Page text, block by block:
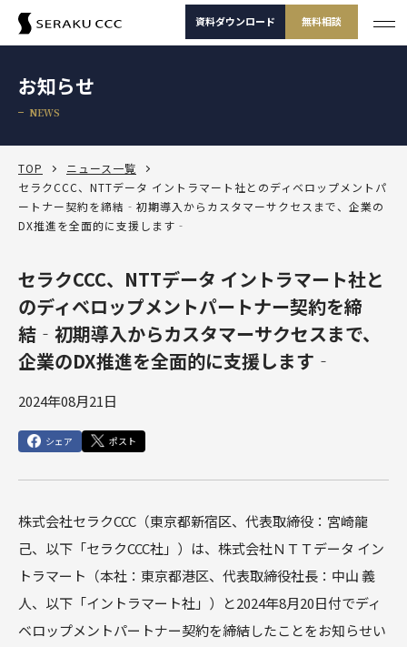
資料ダウンロード 無料相談
サービス一覧
Salesforce活用診断
-30秒でかんたん診断-
サービスから選
ぶ
製品から選ぶ 課題から選ぶ
ンサルティ
対象製品
Salesforce
ダッシュボ
ードワーク
ショップ
対象製品
Salesforce
Tableau
Account
ーケティング
支援
サービス一覧
サービスから選ぶ
セールスコンサルティング支援
ダッシュボードワークショップ
カスタマージャーニーワークショップ
SFAマネジメントワークショップ
俯瞰図ワークショップ
商談フェーズ設計ワークショップ
Tableau
Salesforce
Tableau
Data Cloud
その他サービス
BtoBマーケティング支援
製品から選ぶ
定着・活用支援
運用(常駐・リモート)支援
セールスコンサルティング支援
SIベンダー向け支援
エンジニア派遣
Tableau
定着・活用支援
人材育成パッケージ
Account Engagement（旧 Pardot）
定着・活用支援
Marketing Cloud
運用・定着・活用支援
DataCloud
HubSpot
導入、定着・活用支援
BtoBマーケティング支援
よくある課題
Salesforceを導入したけどうまく使えていない
Salesforce定着・活用支援
Salesforce運用(常駐・リモート)支援
Salesforceセールスコンサルティング 支援
Tableauを活用できる人材を増やしたい
人材育成パッケージ
その他課題はこちら
支援事例
セミナー
コラム
選ばれる理由
資料ダウンロード 無料相談
お知らせ
NEWS
TOP
ニュース一覧
セラクCCC、NTTデータ イントラマート社とのディベロップメントパ
ートナー契約を締結‐初期導入からカスタマーサクセスまで、企業の
DX推進を全面的に支援します‐
セラクCCC、NTTデータ イントラマート社と
のディベロップメントパートナー契約を締
結‐初期導入からカスタマーサクセスまで、
企業のDX推進を全面的に支援します‐
2024年08月21日
シェア ポスト
株式会社セラクCCC（東京都新宿区、代表取締役：宮崎⿓
⼰、以下「セラクCCC社」）は、株式会社ＮＴＴデータ イン
トラマート（本社：東京都港区、代表取締役社長：中山 義
人、以下「イントラマート社」）と2024年8月20日付でディ
ベロップメントパートナー契約を締結したことをお知らせい